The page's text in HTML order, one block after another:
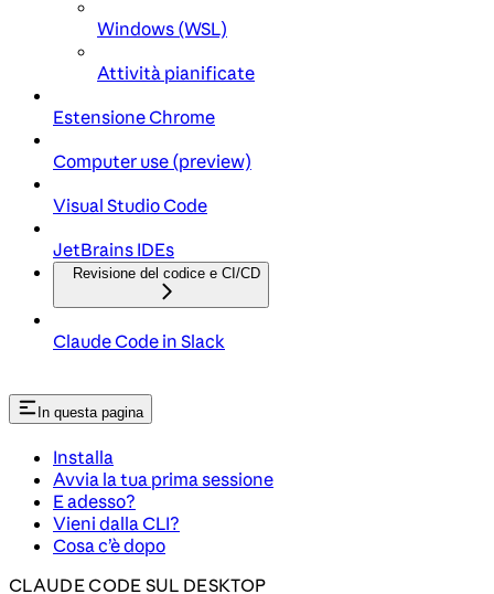
Windows (WSL)
Attività pianificate
Estensione Chrome
Computer use (preview)
Visual Studio Code
JetBrains IDEs
Revisione del codice e CI/CD
Claude Code in Slack
In questa pagina
Installa
Avvia la tua prima sessione
E adesso?
Vieni dalla CLI?
Cosa c’è dopo
CLAUDE CODE SUL DESKTOP